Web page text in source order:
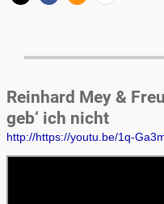
Reinhard Mey &
geb‘ ich nicht
http://https://youtu.be/1q-